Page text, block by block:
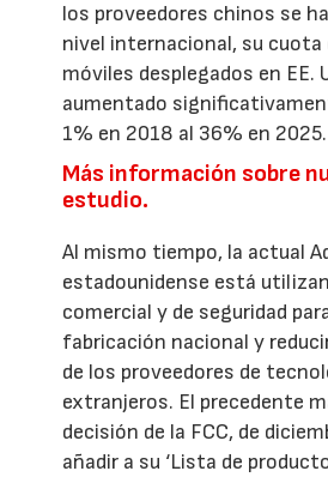
los proveedores chinos se
nivel internacional, su cuota
móviles desplegados en EE.
aumentado
1% en 2018 al 36% en 2025.
Más información sobre
estudio.
Al mismo tiempo, la actual
estadounidense está
comercial y de seguridad
fabricación nacional y
de los proveedores de
extranjeros. El precedente
decisión de la FCC, de
añadir a su ‘Lista de